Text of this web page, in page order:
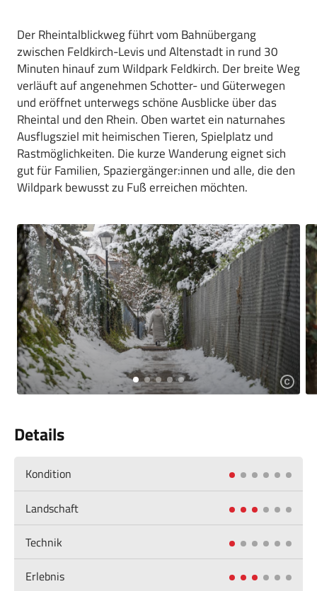
Der Rheintalblickweg führt vom Bahnübergang
zwischen Feldkirch-Levis und Altenstadt in rund 30
Minuten hinauf zum Wildpark Feldkirch. Der breite Weg
verläuft auf angenehmen Schotter- und Güterwegen
und eröffnet unterwegs schöne Ausblicke über das
Rheintal und den Rhein. Oben wartet ein naturnahes
Ausflugsziel mit heimischen Tieren, Spielplatz und
Rastmöglichkeiten. Die kurze Wanderung eignet sich
gut für Familien, Spaziergänger:innen und alle, die den
Wildpark bewusst zu Fuß erreichen möchten.
Details
Kondition
Landschaft
Technik
Erlebnis